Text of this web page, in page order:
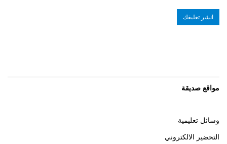
مواقع صديقة
وسائل تعليمية
التحضير الالكتروني